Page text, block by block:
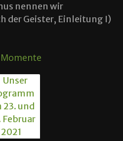
nennen wir
der Geister, Einleitung I)